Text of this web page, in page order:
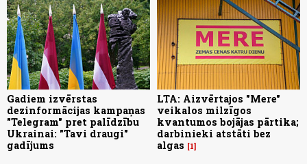
Gadiem izvērstas
dezinformācijas kampaņas
"Telegram" pret palīdzību
Ukrainai: "Tavi draugi"
gadījums
LTA: Aizvērtajos "Mere"
veikalos milzīgos
kvantumos bojājas pārtika;
darbinieki atstāti bez
algas
1